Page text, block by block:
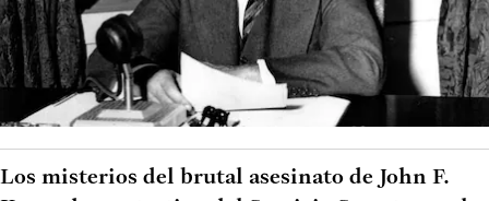
Los misterios del brutal asesinato de John F.